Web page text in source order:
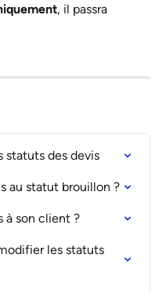
, il passra
des devis
au statut brouillon ?
à son client ?
les statuts